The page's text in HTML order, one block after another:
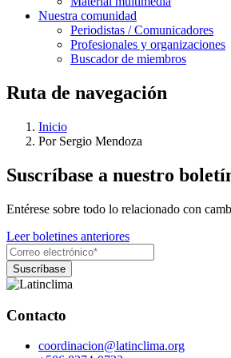
Nuestra comunidad
Periodistas / Comunicadores
Profesionales y organizaciones
Buscador de miembros
Ruta de navegación
Inicio
Por Sergio Mendoza
Suscríbase a nuestro
Entérese sobre todo lo relacionado con
Leer boletines anteriores
Contacto
coordinacion@latinclima.org